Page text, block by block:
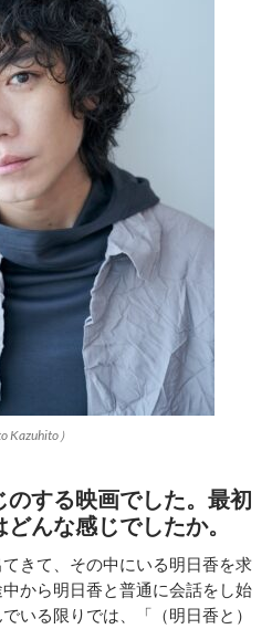
Kazuhito）
のする映画でした。最初
んな感じでしたか。
きて、その中にいる明日香を求
から明日香と普通に会話をし始
いる限りでは、「（明日香と）